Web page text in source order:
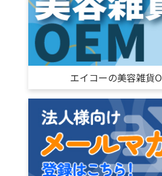
エイコーの美容雑貨